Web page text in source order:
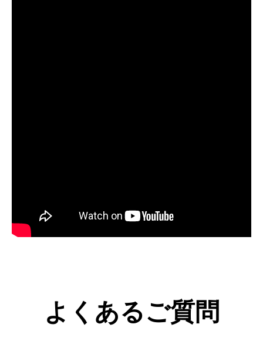
よくあるご質問